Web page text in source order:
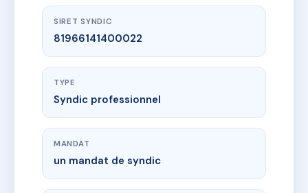
SIRET SYNDIC
81966141400022
TYPE
Syndic professionnel
MANDAT
un mandat de syndic